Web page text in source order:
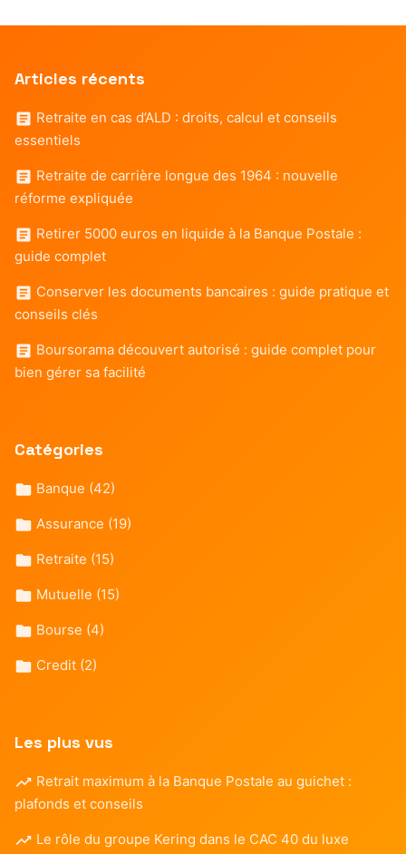
Articles récents
Retraite en cas d’ALD : droits, calcul et conseils
essentiels
Retraite de carrière longue des 1964 : nouvelle
réforme expliquée
Retirer 5000 euros en liquide à la Banque Postale :
guide complet
Conserver les documents bancaires : guide pratique et
conseils clés
Boursorama découvert autorisé : guide complet pour
bien gérer sa facilité
Catégories
Banque (42)
Assurance (19)
Retraite (15)
Mutuelle (15)
Bourse (4)
Credit (2)
Les plus vus
Retrait maximum à la Banque Postale au guichet :
plafonds et conseils
Le rôle du groupe Kering dans le CAC 40 du luxe